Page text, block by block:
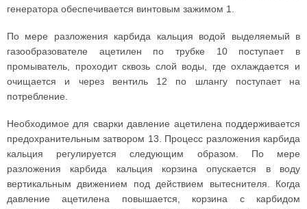
генератора обеспечивается винтовым зажимом 1.
По мере разложения карбида кальция водой выделяемый в
газообразователе ацетилен по трубке 10 поступает в
промыватель, проходит сквозь слой воды, где охлаждается и
очищается и через вентиль 12 по шлангу поступает на
потребление.
Необходимое для сварки давление ацетилена поддерживается
предохранительным затвором 13. Процесс разложения карбида
кальция регулируется следующим образом. По мере
разложения карбида кальция корзина опускается в воду
вертикальным движением под действием вытеснителя. Когда
давление ацетилена повышается, корзина с карбидом